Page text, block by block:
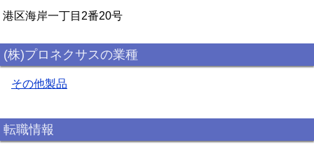
港区海岸一丁目2番20号
(株)プロネクサスの業種
その他製品
転職情報